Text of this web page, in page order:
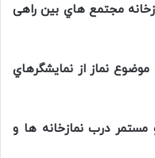
مجتمع هاي بين راهی
نماز از نمايشگرهاي
مستمر درب نمازخانه ها و